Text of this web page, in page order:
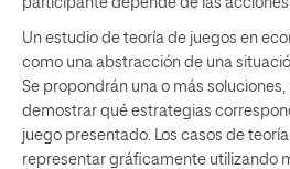
Un estudio de teoría de juegos en
como una abstracción de una
Se propondrán una o más
demostrar qué estrategias
juego presentado. Los casos de
representar gráficamente utilizando